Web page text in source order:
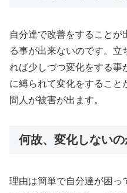
自分達で改善をすることが
る事が出来ないのです。
れば少しづつ変化をする事
に縛られて変化をすること
間人が被害が出ます。
何故、変化しないの
理由は簡単で自分達が困っ